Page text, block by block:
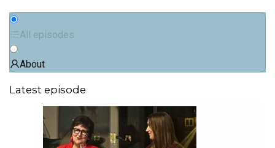
All episodes
About
Latest episode